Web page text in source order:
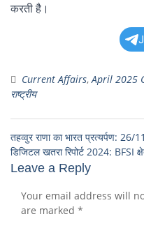
करती है।
Current Affairs,April 2025
राष्ट्रीय
तहव्वुर राणा का भारत प्रत्यर्पण:
डिजिटल खतरा रिपोर्ट 2024: BFSI
Leave a Reply
Your email address will
are marked *